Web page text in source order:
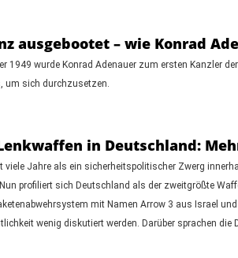
ausgebootet – wie Konrad
1949 wurde Konrad Adenauer zum ersten Kanzler
um sich durchzusetzen.
in Deutschland:
viele Jahre als ein sicherheitspolitischer Zwerg
profiliert sich Deutschland als der zweitgrößte
mit Namen Arrow 3 aus Israel
wenig diskutiert werden. Darüber sprachen